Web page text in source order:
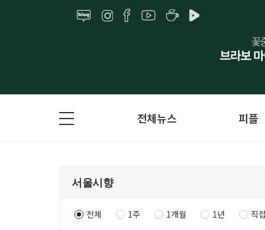
전체뉴스 피플
전체 1주 1개월 1년 직